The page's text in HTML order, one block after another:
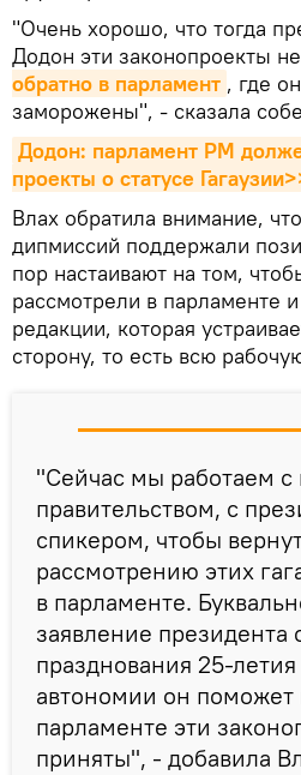
"Очень хорошо, что тогда
Додон эти законопроекты
обратно в парламент , где
заморожены", - сказала
Додон: парламент РМ
проекты о статусе
Влах обратила внимание,
дипмиссий поддержали
пор настаивают на том,
рассмотрели в парламенте
редакции, которая
сторону, то есть всю
"Сейчас мы работаем с
правительством, с
спикером, чтобы
рассмотрению этих
в парламенте.
заявление президента
празднования 25-летия
автономии он поможет
парламенте эти
приняты", - добавила